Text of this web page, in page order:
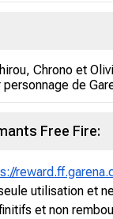
Chrono et
de
Free Fire:
utilisation et
et non